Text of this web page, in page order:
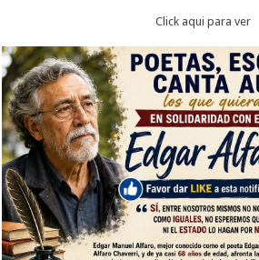
Click aqui para ver